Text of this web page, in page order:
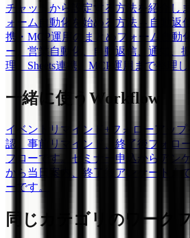
チャットから設定する方法を紹介しま
ォーム自動化を始める方法 -- 自動返
携・MCP運用のまとめフォーム自動
ー、営業自動化、自動返信、通知、
理、Sheets連携、MCP運用まで整理し
一緒に使うWorkflow
イベントリマインド+フォローアップ
認、事前リマインド、終了後フォロ
フローです。 セミナー申込からアン
から当日案内、終了後アンケートま
ーです。
同じカテゴリのワーク